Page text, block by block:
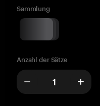
Sammlung
Anzahl der Sätze